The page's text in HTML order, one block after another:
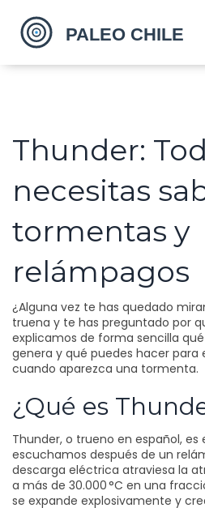
Thunder:
necesitas
tormentas y
relámpagos
¿Alguna vez te has quedado
truena y te has preguntado por
explicamos de forma sencilla
genera y qué puedes hacer para
cuando aparezca una tormenta.
¿Qué es
Thunder, o trueno en español, es
escuchamos después de un
descarga eléctrica atraviesa la
a más de 30.000 °C en una
se expande explosivamente y